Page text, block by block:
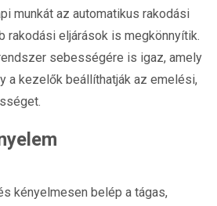
munkát az automatikus rakodási
rakodási eljárások is megkönnyítik.
sebességére is igaz, amely
a kezelők beállíthatják az emelési,
kényelmesen belép a tágas,